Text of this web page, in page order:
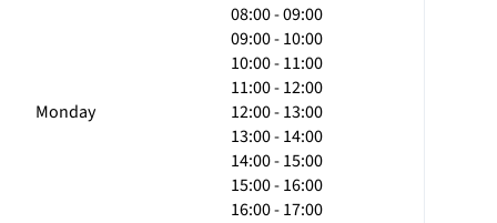
Monday
08:00 - 09:00
09:00 - 10:00
10:00 - 11:00
11:00 - 12:00
12:00 - 13:00
13:00 - 14:00
14:00 - 15:00
15:00 - 16:00
16:00 - 17:00